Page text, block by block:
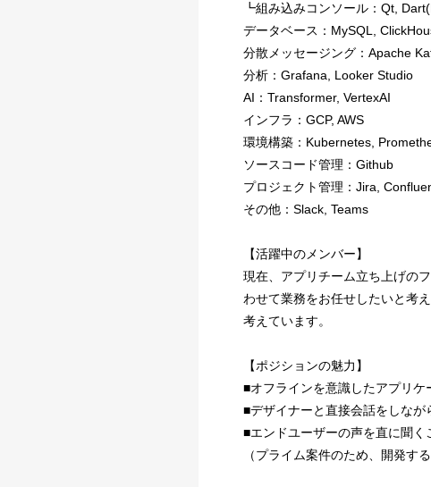
┗組み込みコンソール：Qt,
データベース：MySQL,
分散メッセージング：Apache
分析：Grafana, Looker Studio
AI：Transformer, VertexAI
インフラ：GCP, AWS
環境構築：Kubernetes,
ソースコード管理：Github
プロジェクト管理：Jira,
その他：Slack, Teams
【活躍中のメンバー】
現在、アプリチーム立ち上げの
わせて業務をお任せしたいと考
考えています。
【ポジションの魅力】
■オフラインを意識したアプリケ
■デザイナーと直接会話をしなが
■エンドユーザーの声を直に聞
（プライム案件のため、開発す